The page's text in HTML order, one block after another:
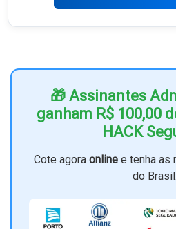
🎁 Assinantes
ganham R$ 100,00
HACK
Cote agora onlinee tenha as
do Brasil.